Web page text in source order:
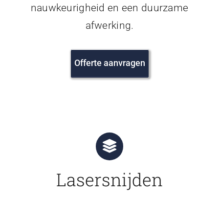
nauwkeurigheid en een duurzame
afwerking.
Offerte aanvragen
Lasersnijden